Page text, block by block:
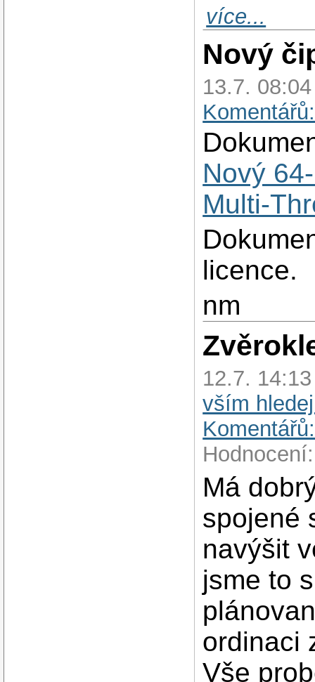
více...
Nový
13.7.
Nový
licence.
nm
12.7.
vším
Má
spojené
navýšit
jsme to
ordinaci
Vše